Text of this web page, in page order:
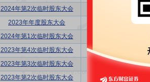
2024年第2次临时股东大会
2023年年度股东大会
关联交易议案,利润分
2024年第1次临时股东大会
2023年第4次临时股东大会
2023年第3次临时股东大会
关联交易议
2023年第2次临时股东大会
-